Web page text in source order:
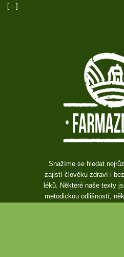
[…]
Snažíme se hledat
zajistí člověku zdraví i
léků. Některé naše texty
metodickou odlišností,